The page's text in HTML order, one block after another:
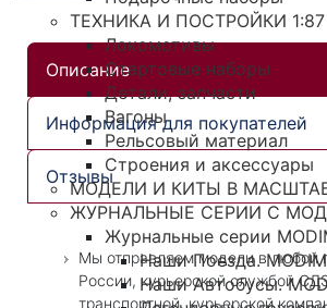
ТЕХНИКА И ПОСТРОЙКИ 1:87
Локомотивы
Стартовые наборы
Детали, запчасти
Вагоны
Рельсовый материал
Строения и аксессуары
МОДЕЛИ И КИТЫ В
ЖУРНАЛЬНЫЕ СЕРИИ С
Журнальные серии
Наши Поезда.
Наши Автобусы.
Описание
Информация для покупателей
Отзывы
Мы отправляем модели в любой
России, курьерской службой
транспортной, курьерской